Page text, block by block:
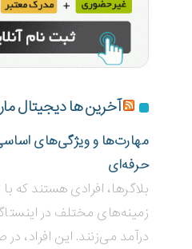
آخرین ها دیجیتال
مهارت‌ها و ویژگی‌های
حرفه‌ای
بلاگر‌ها، افرادی هستند که
زمینه‌های مختلف در
درآمد می‌زنند. این افراد،